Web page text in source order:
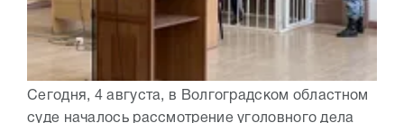
Сегодня, 4 августа, в Волгоградском областном
суде началось рассмотрение уголовного дела